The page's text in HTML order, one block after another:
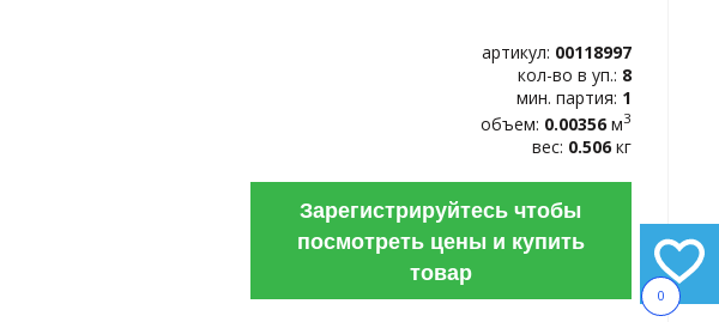
0
артикул: 00118997
кол-во в уп.: 8
мин. партия: 1
объем: 0.00356 м3
вес: 0.506 кг
Зарегистрируйтесь чтобы
посмотреть цены и купить
товар